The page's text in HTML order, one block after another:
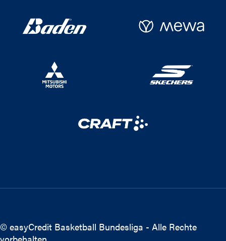
© easyCredit Basketball Bundesliga - Alle Rechte